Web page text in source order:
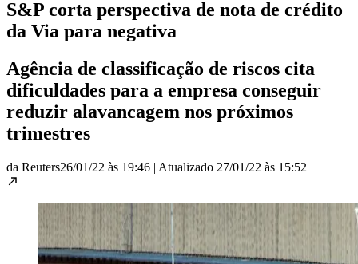
S&P corta perspectiva de nota de crédito
da Via para negativa
Agência de classificação de riscos cita
dificuldades para a empresa conseguir
reduzir alavancagem nos próximos
trimestres
da Reuters26/01/22 às 19:46 | Atualizado 27/01/22 às 15:52